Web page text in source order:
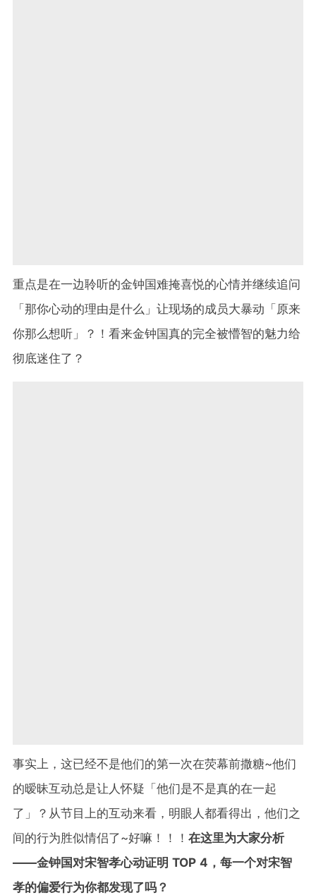
重点是在一边聆听的金钟国难掩喜悦的心情并继续追问
「那你心动的理由是什么」让现场的成员大暴动「原来
你那么想听」？！看来金钟国真的完全被懵智的魅力给
彻底迷住了？
事实上，这已经不是他们的第一次在荧幕前撒糖~他们
的暧昧互动总是让人怀疑「他们是不是真的在一起
了」？从节目上的互动来看，明眼人都看得出，他们之
间的行为胜似情侣了~好嘛！！！ 在这里为大家分析
——金钟国对宋智孝心动证明 TOP 4，每一个对宋智
孝的偏爱行为你都发现了吗？